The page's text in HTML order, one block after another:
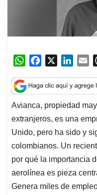
W
a
t
s
A
p
p
c
e
b
o
o
k
n
k
e
d
I
n
a
i
l
Avianca, propiedad
extranjeros, es una
Unido, pero ha sido y
colombianos. Un
por qué la importancia
aerolínea es pieza
Genera miles de